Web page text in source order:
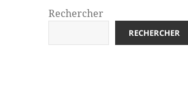
Rechercher
RECHERCHER